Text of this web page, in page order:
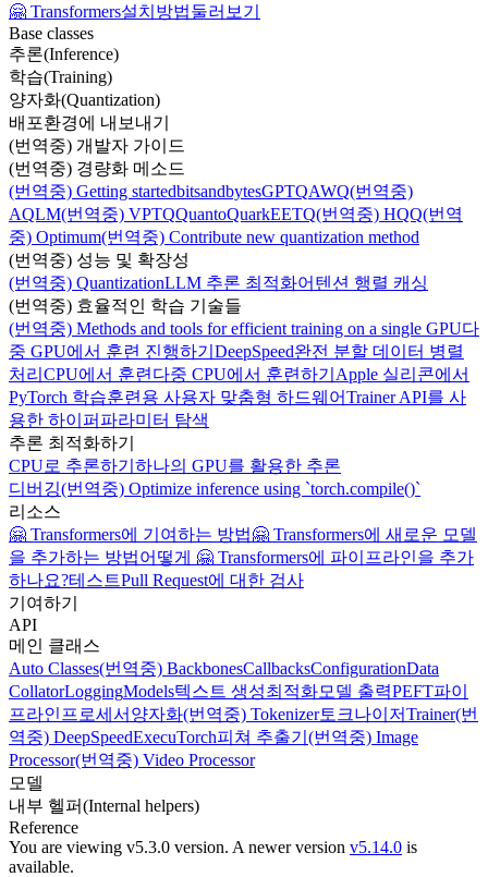
🤗 Transformers설치방법둘러보기
Base classes
추론(Inference)
학습(Training)
양자화(Quantization)
배포환경에 내보내기
(번역중) 개발자 가이드
(번역중) 경량화 메소드
(번역중) Getting startedbitsandbytesGPTQAWQ(번역중)
AQLM(번역중) VPTQQuantoQuarkEETQ(번역중) HQQ(번역
중) Optimum(번역중) Contribute new quantization method
(번역중) 성능 및 확장성
(번역중) QuantizationLLM 추론 최적화어텐션 행렬 캐싱
(번역중) 효율적인 학습 기술들
(번역중) Methods and tools for efficient training on a single GPU다
중 GPU에서 훈련 진행하기 DeepSpeed완전 분할 데이터 병렬
처리 CPU에서 훈련 다중 CPU에서 훈련하기 Apple 실리콘에서
PyTorch 학습훈련용 사용자 맞춤형 하드웨어Trainer API를 사
용한 하이퍼파라미터 탐색
추론 최적화하기
CPU로 추론하기 하나의 GPU를 활용한 추론
디버깅(번역중) Optimize inference using `torch.compile()`
리소스
🤗 Transformers에 기여하는 방법🤗 Transformers에 새로운 모델
을 추가하는 방법어떻게 🤗 Transformers에 파이프라인을 추가
하나요?테스트Pull Request에 대한 검사
기여하기
API
메인 클래스
Auto Classes(번역중) BackbonesCallbacksConfigurationData
CollatorLoggingModels텍스트 생성최적화모델 출력PEFT파이
프라인 프로세서 양자화(번역중) Tokenizer토크나이저Trainer(번
역중) DeepSpeedExecuTorch피쳐 추출기 (번역중) Image
Processor(번역중) Video Processor
모델
내부 헬퍼(Internal helpers)
Reference
You are viewing v5.3.0 version. A newer version v5.14.0 is
available.